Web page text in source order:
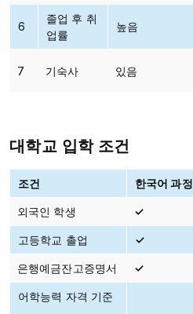
6
졸업 후 취
업률
높음
7 기숙사 있음
대학교 입학 조건
조건 한국어 과정
외국인 학생 ✓
고등학교 촐업 ✓
은행예금잔고증명서 ✓
어학능력 자격 기준